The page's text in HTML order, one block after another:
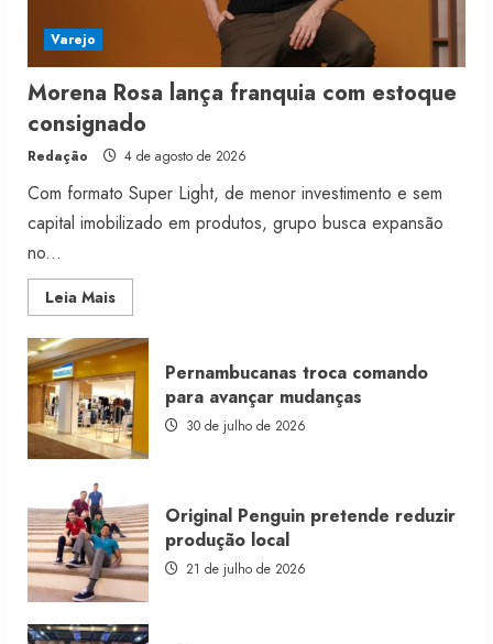
Varejo
Morena Rosa lança franquia com estoque
consignado
Redação 4 de agosto de 2026
Com formato Super Light, de menor investimento e sem
capital imobilizado em produtos, grupo busca expansão
no...
Leia MaisRead
more
Morena
Rosa
lança
franquia
com
estoque
consignado
Pernambucanas troca comando
para avançar mudanças
30 de julho de 2026
Original Penguin pretende reduzir
produção local
21 de julho de 2026